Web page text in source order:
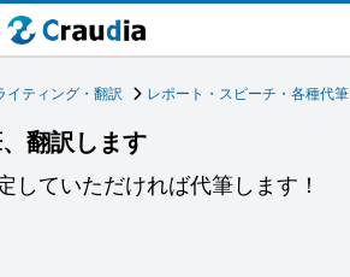
イティング・翻訳 レポート・スピーチ・各種代筆
翻訳します
していただければ代筆します！